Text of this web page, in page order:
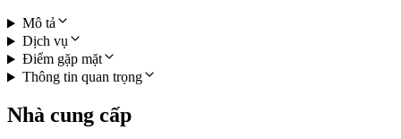
Mô tả
Dịch vụ
Điểm gặp mặt
Thông tin quan trọng
Nhà cung cấp